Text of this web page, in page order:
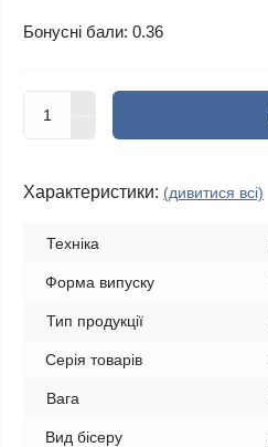
Бонусні бали: 0.36
Характеристики: (дивитися всі)
Техніка
Форма випуску
Тип продукції
Серія товарів
Вага
Вид бісеру